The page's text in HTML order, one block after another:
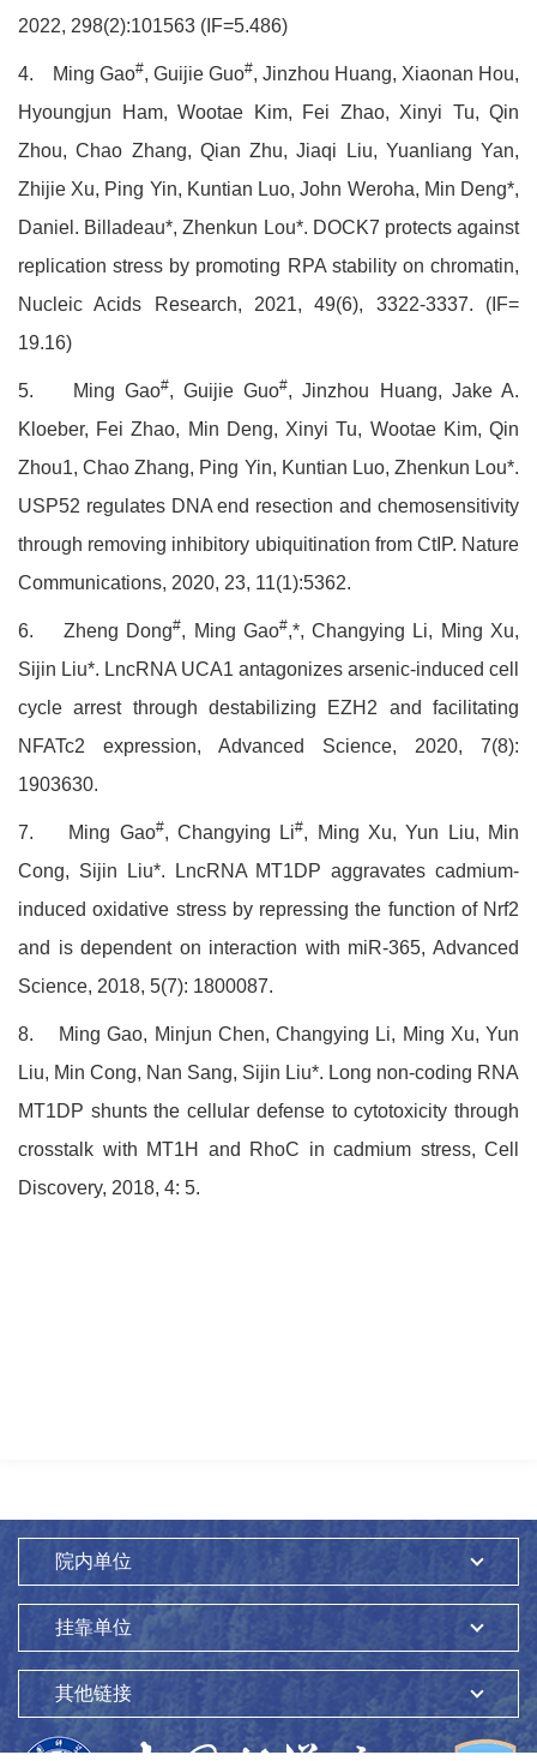
2022, 298(2):101563 (IF=5.486)
4. Ming Gao#, Guijie Guo#, Jinzhou Huang, Xiaonan Hou,
Hyoungjun Ham, Wootae Kim, Fei Zhao, Xinyi Tu, Qin
Zhou, Chao Zhang, Qian Zhu, Jiaqi Liu, Yuanliang Yan,
Zhijie Xu, Ping Yin, Kuntian Luo, John Weroha, Min Deng*,
Daniel. Billadeau*, Zhenkun Lou*. DOCK7 protects against
replication stress by promoting RPA stability on chromatin,
Nucleic Acids Research, 2021, 49(6), 3322-3337. (IF=
19.16)
5. Ming Gao#, Guijie Guo#, Jinzhou Huang, Jake A.
Kloeber, Fei Zhao, Min Deng, Xinyi Tu, Wootae Kim, Qin
Zhou1, Chao Zhang, Ping Yin, Kuntian Luo, Zhenkun Lou*.
USP52 regulates DNA end resection and chemosensitivity
through removing inhibitory ubiquitination from CtIP. Nature
Communications, 2020, 23, 11(1):5362.
6. Zheng Dong#, Ming Gao#,*, Changying Li, Ming Xu,
Sijin Liu*. LncRNA UCA1 antagonizes arsenic-induced cell
cycle arrest through destabilizing EZH2 and facilitating
NFATc2 expression, Advanced Science, 2020, 7(8):
1903630.
7. Ming Gao#, Changying Li#, Ming Xu, Yun Liu, Min
Cong, Sijin Liu*. LncRNA MT1DP aggravates cadmium-
induced oxidative stress by repressing the function of Nrf2
and is dependent on interaction with miR-365, Advanced
Science, 2018, 5(7): 1800087.
8.
Ming Gao, Minjun Chen, Changying Li, Ming Xu, Yun
Liu, Min Cong, Nan Sang, Sijin Liu*. Long non-coding RNA
MT1DP shunts the cellular defense to cytotoxicity through
crosstalk with MT1H and RhoC in cadmium stress, Cell
Discovery, 2018, 4: 5.
院内单位
挂靠单位
其他链接